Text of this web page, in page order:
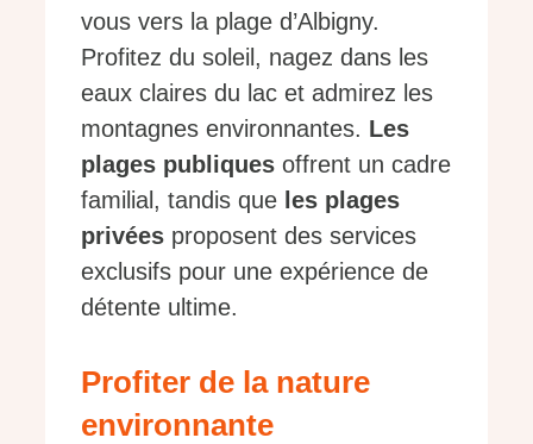
vous vers la plage d’Albigny.
Profitez du soleil, nagez dans les
eaux claires du lac et admirez les
montagnes environnantes. Les
plages publiques offrent un cadre
familial, tandis que les plages
privées proposent des services
exclusifs pour une expérience de
détente ultime.
Profiter de la nature
environnante